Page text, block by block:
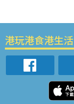
港玩港食港生活